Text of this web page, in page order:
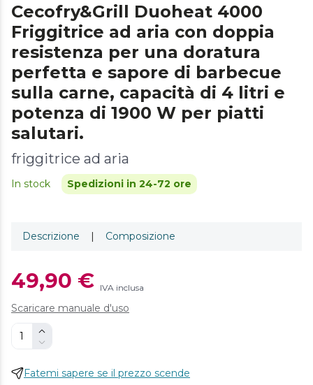
Cecofry&Grill Duoheat 4000
Friggitrice ad aria con doppia
resistenza per una doratura
perfetta e sapore di barbecue
sulla carne, capacità di 4 litri e
potenza di 1900 W per piatti
salutari.
friggitrice ad aria
In stock Spedizioni in 24-72 ore
Descrizione | Composizione
49,90 € IVA inclusa
Scaricare manuale d'uso
Fatemi sapere se il prezzo scende